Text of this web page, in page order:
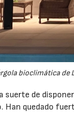
bioclimática de
suerte de
Han quedado